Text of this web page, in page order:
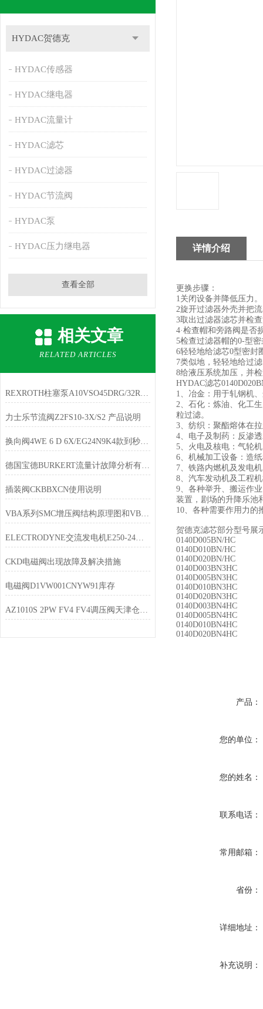
HYDAC贺德克
HYDAC传感器
HYDAC继电器
HYDAC流量计
HYDAC滤芯
HYDAC过滤器
HYDAC节流阀
HYDAC泵
HYDAC压力继电器
查看全部
相关文章
RELATED ARTICLES
REXROTH柱塞泵A10VSO45DRG/32R-PPB12N00现货
力士乐节流阀Z2FS10-3X/S2 产品说明
换向阀4WE 6 D 6X/EG24N9K4款到秒发货
德国宝德BURKERT流量计故障分析有以下3点
插装阀CKBBXCN使用说明
VBA系列SMC增压阀结构原理图和VBA系列内部结构图
ELECTRODYNE交流发电机E250-24美国原装
CKD电磁阀出现故障及解决措施
电磁阀D1VW001CNYW91库存
AZ1010S 2PW FV4 FV4调压阀天津仓库现货
详情介绍
更换步骤：
1关闭设备并降低压力。
2旋开过滤器外壳并把
3取出过滤器滤芯并检
4·检查帽和旁路阀是否
5检查过滤器帽的0-型
6轻轻地给滤芯0型密封
7类似地，轻轻地给过
8给液压系统加压，并
HYDAC滤芯
1、冶金：用于轧钢机
2、石化：炼油、化工
粒过滤。
3、纺织：聚酯熔体在
4、电子及制药：反渗
5、火电及核电：气轮
6、机械加工设备：造
7、铁路内燃机及发电
8、汽车发动机及工程
9、各种举升、搬运作
装置，剧场的升降乐池
10、各种需要作用力的
贺德克滤芯部分型号展
0140D005BN/HC
0140D010BN/HC
0140D020BN/HC
0140D003BN3HC
0140D005BN3HC
0140D010BN3HC
0140D020BN3HC
0140D003BN4HC
0140D005BN4HC
0140D010BN4HC
0140D020BN4HC
产品：
您的单位：
您的姓名：
联系电话：
常用邮箱：
省份：
详细地址：
补充说明：